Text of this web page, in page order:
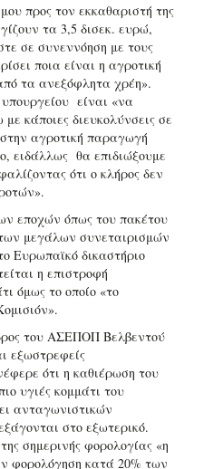
προς τον εκκαθαριστή της
τα 3,5 δισεκ. ευρώ,
σε συνεννόηση με τους
ποια είναι η αγροτική
τα ανεξόφλητα χρέη».
είναι «να
κάποιες διευκολύνσεις σε
αγροτική παραγωγή
ειδάλλως θα επιδιώξουμε
ότι ο κλήρος δεν
εποχών όπως του πακέτου
μεγάλων συνεταιρισμών
Ευρωπαϊκό δικαστήριο
η επιστροφή
όμως το οποίο «το
του ΑΣΕΠΟΠ Βελβεντού
εξωστρεφείς
ότι η καθιέρωση του
υγιές κομμάτι του
ανταγωνιστικών
στο εξωτερικό.
σημερινής φορολογίας «η
φορολόγηση κατά 20% των